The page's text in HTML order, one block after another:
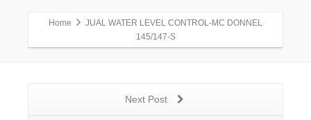
Home
JUAL WATER LEVEL CONTROL-MC DONNEL
145/147-S
Next Post